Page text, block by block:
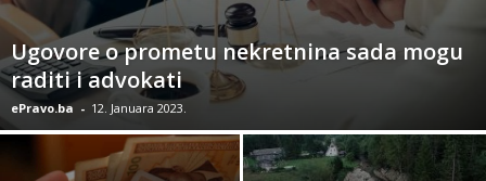
Ugovore o prometu nekretnina sada mogu
raditi i advokati
ePravo.ba - 12. Januara 2023.